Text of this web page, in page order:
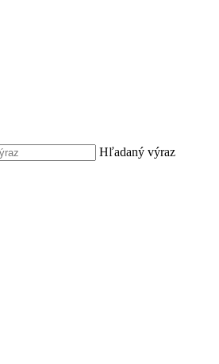
Hľadaný výraz